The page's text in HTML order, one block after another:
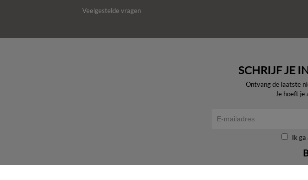
Veelgestelde vragen
SCHRIJF JE
Ontvang de laatste
Je hoeft je
Ik ga